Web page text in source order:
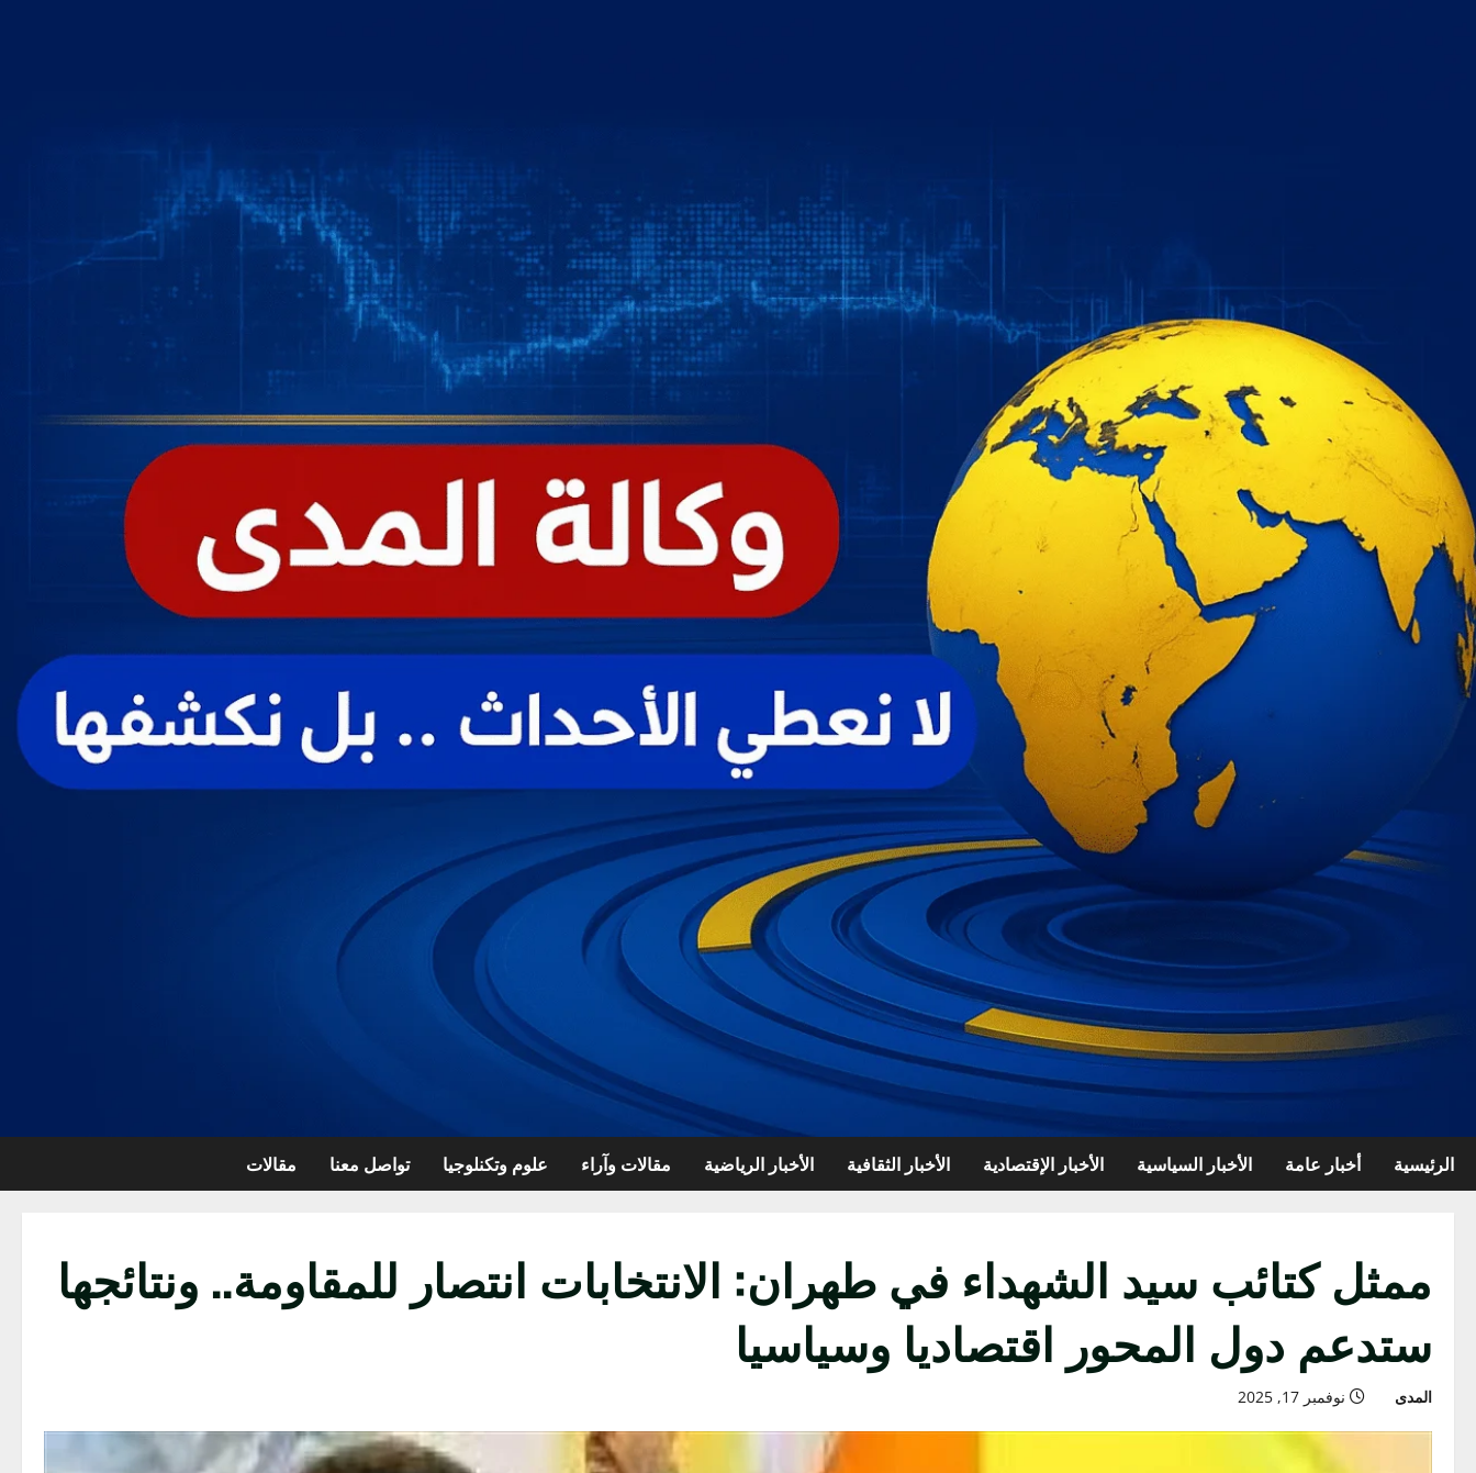
الرئيسية أخبار عامة الأخبار السياسية الأخبار الإقتصادية الأخبار الثقافية الأخبار الرياضية مقالات وآراء علوم وتكنلوجيا تواصل معنا مقالات
ممثل كتائب سيد الشهداء في طهران: الانتخابات انتصار للمقاومة.. ونتائجها
ستدعم دول المحور اقتصاديا وسياسيا
المدى نوفمبر 17, 2025